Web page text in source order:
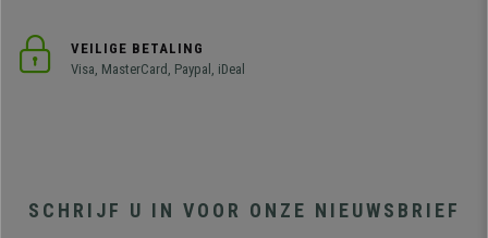
VEILIGE BETALING
Visa, MasterCard, Paypal, iDeal
SCHRIJF U IN VOOR ONZE NIEUWSBRIEF